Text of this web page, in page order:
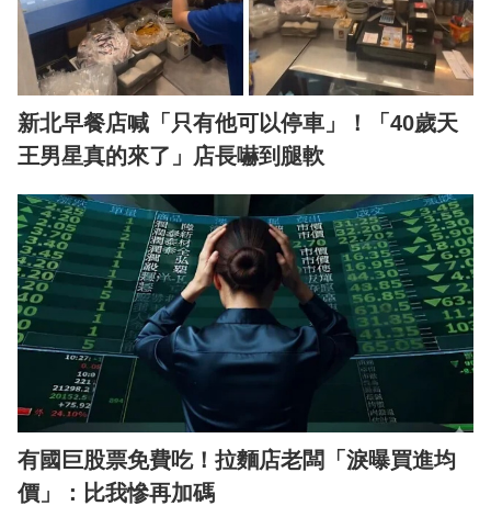
新北早餐店喊「只有他可以停車」！「40歲天
王男星真的來了」店長嚇到腿軟
有國巨股票免費吃！拉麵店老闆「淚曝買進均
價」：比我慘再加碼